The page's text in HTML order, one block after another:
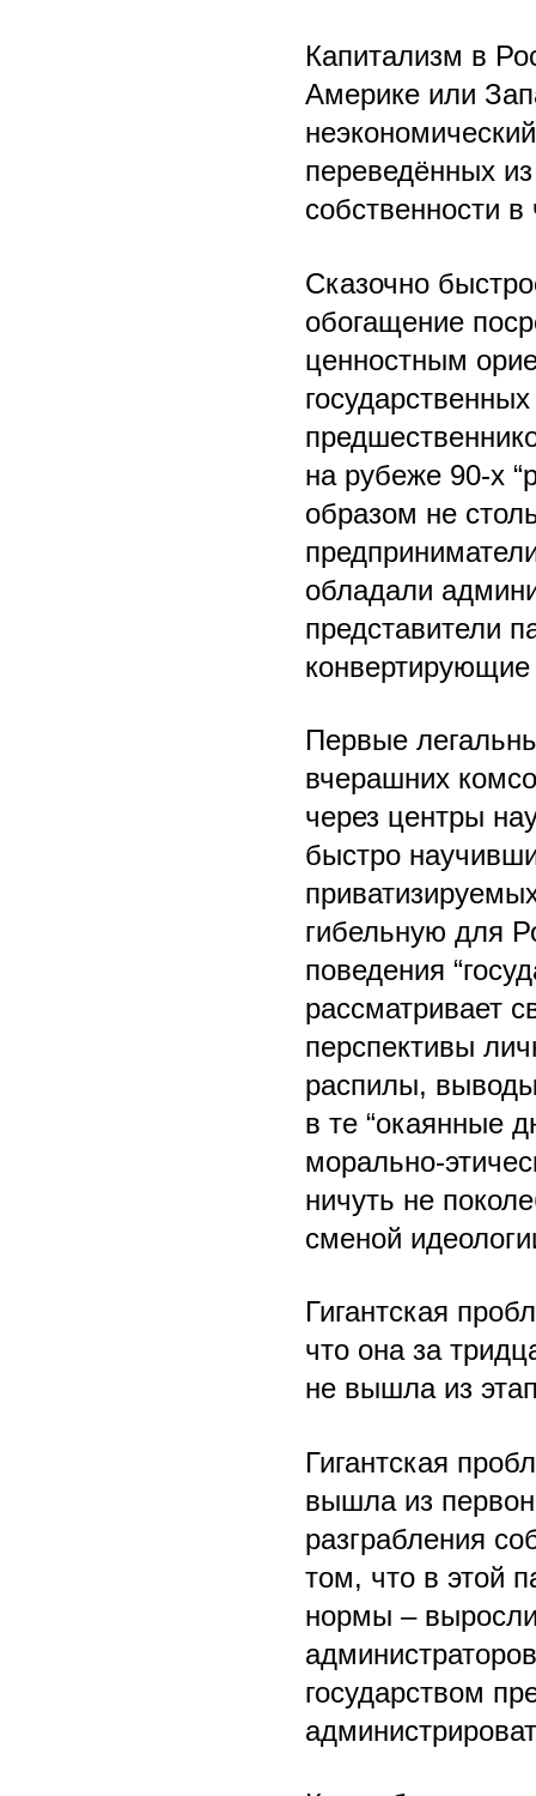
Капитализм в
Америке или
переведённых
собственности
Сказочно
обогащение
ценностным
на рубеже 90-х
образом не
обладали
представители
конвертирующие
Первые
вчерашних
через центры
быстро
гибельную для
поведения
рассматривает
перспективы
распилы,
в те “окаянные
морально-
ничуть не
сменой
Гигантская
что она за
не вышла из
Гигантская
вышла из
разграбления
том, что в этой
нормы –
государством